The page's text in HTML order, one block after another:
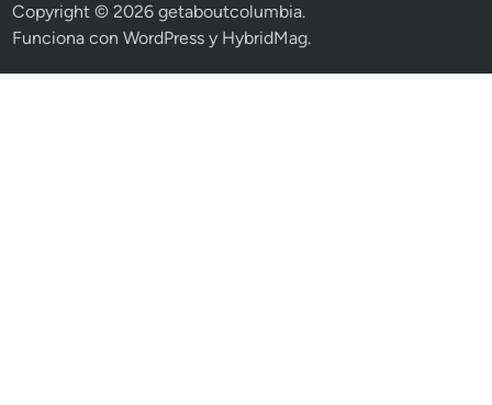
Copyright © 2026getaboutcolumbia.
Funciona conWordPress y HybridMag.